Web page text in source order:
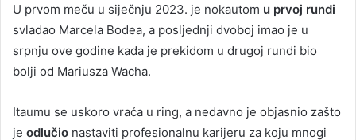
U prvom meču u siječnju 2023. je nokautom u prvoj rundi
svladao Marcela Bodea, a posljednji dvoboj imao je u
srpnju ove godine kada je prekidom u drugoj rundi bio
bolji od Mariusza Wacha.
Itaumu se uskoro vraća u ring, a nedavno je objasnio zašto
je odlučio nastaviti profesionalnu karijeru za koju mnogi